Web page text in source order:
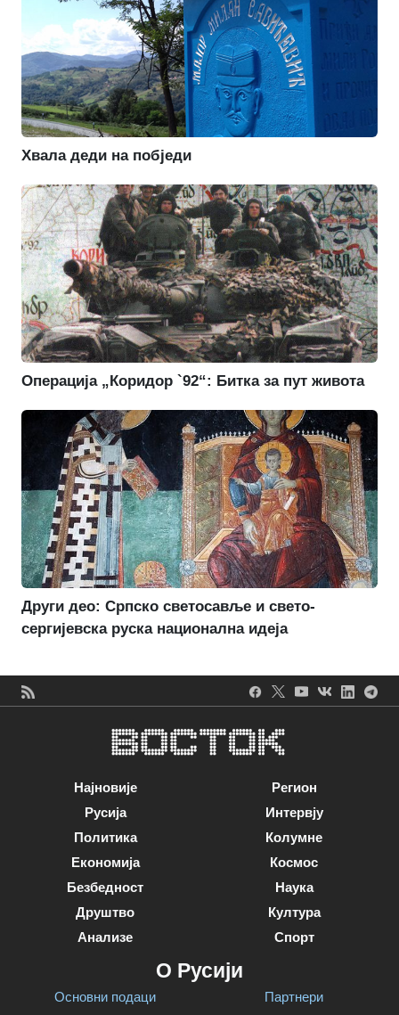
Хвала деди на побједи
Операција „Коридор `92“: Битка за пут живота
Други део: Српско светосавље и свето-
сергијевска руска национална идеја
Најновије
Русија
Политика
Економија
Безбедност
Друштво
Анализе
Регион
Интервју
Колумне
Космос
Наука
Култура
Спорт
О Русији
Основни подаци
Партнери